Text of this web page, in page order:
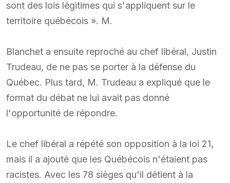
sont des lois légitimes qui s'appliquent sur le
territoire québécois ». M.
Blanchet a ensuite reproché au chef libéral, Justin
Trudeau, de ne pas se porter à la défense du
Québec. Plus tard, M. Trudeau a expliqué que le
format du débat ne lui avait pas donné
l'opportunité de répondre.
Le chef libéral a répété son opposition à la loi 21,
mais il a ajouté que les Québécois n'étaient pas
racistes. Avec les 78 sièges qu'il détient à la